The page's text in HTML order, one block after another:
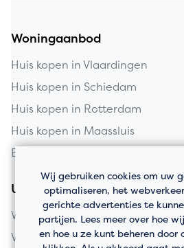
Woningaanbod
Huis kopen in Vlaardingen
Huis kopen in Schiedam
Huis kopen in Rotterdam
Huis kopen in Maassluis
Bedrijfspanden
Uw huis verkopen
Woning verkopen
Verkooptaxatie
Wij gebruiken cookies om uw
optimaliseren, het
gerichte advertenties te
partijen. Lees meer over hoe
en hoe u ze kunt beheren